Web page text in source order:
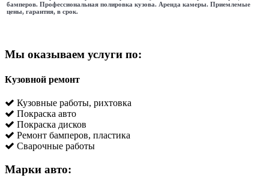
бамперов. Профессиональная полировка кузова. Аренда камеры. Приемлемые
цены, гарантия, в срок.
Мы оказываем услуги по:
Кузовной ремонт
Кузовные работы, рихтовка
Покраска авто
Покраска дисков
Ремонт бамперов, пластика
Сварочные работы
Марки авто: